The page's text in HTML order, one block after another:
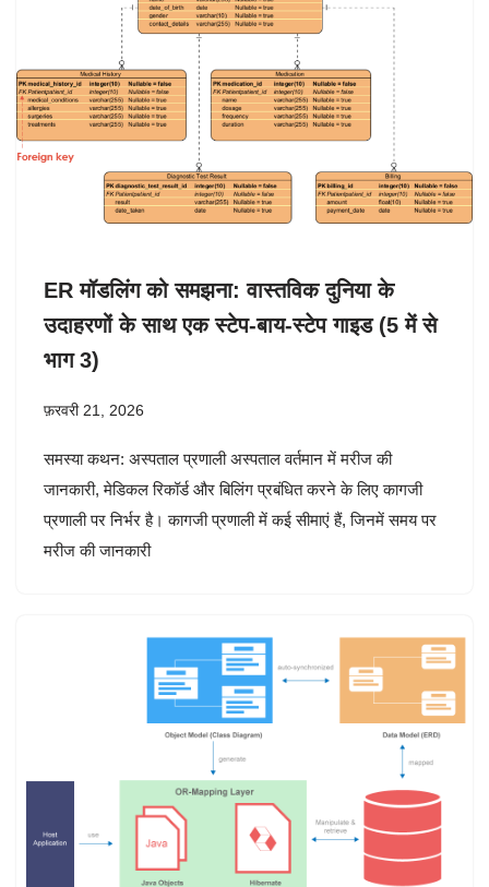
ER मॉडलिंग को समझना: वास्तविक दुनिया के
उदाहरणों के साथ एक स्टेप-बाय-स्टेप गाइड (5 में से
भाग 3)
फ़रवरी 21, 2026
समस्या कथन: अस्पताल प्रणाली अस्पताल वर्तमान में मरीज की
जानकारी, मेडिकल रिकॉर्ड और बिलिंग प्रबंधित करने के लिए कागजी
प्रणाली पर निर्भर है। कागजी प्रणाली में कई सीमाएं हैं, जिनमें समय पर
मरीज की जानकारी